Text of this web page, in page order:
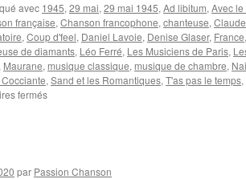
avec 1945, 29 mai, 29 mai 1945, Ad libitum, Avec le
française, Chanson francophone, chanteuse,
, Coup d'feel, Daniel Lavoie, Denise Glaser, France,
de diamants, Léo Ferré, Les Musiciens de Paris,
Maurane, musique classique, musique de chambre,
, Sand et les Romantiques, T'as pas le temps,
ferméssur
par Passion Chanson